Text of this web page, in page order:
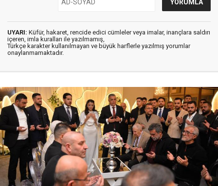
UYARI: Küfür, hakaret, rencide edici cümleler veya imalar, inançlara saldırı
içeren, imla kuralları ile yazılmamış,
Türkçe karakter kullanılmayan ve büyük harflerle yazılmış yorumlar
onaylanmamaktadır.